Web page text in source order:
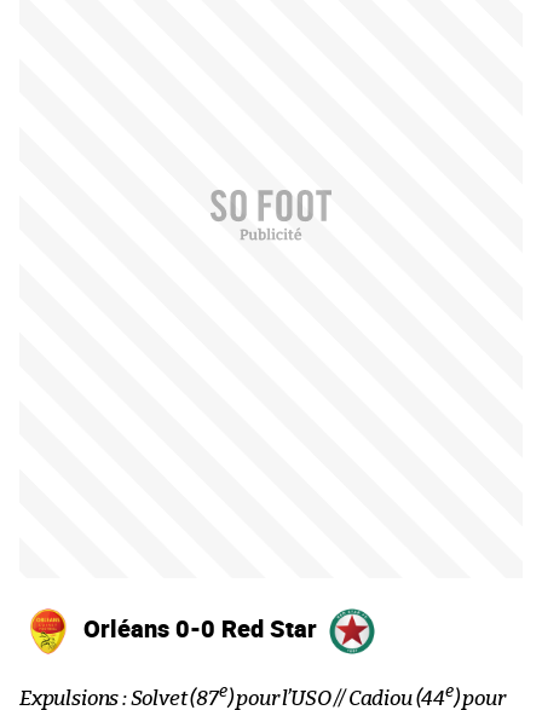
Orléans 0-0 Red Star
Expulsions : Solvet (87e) pour l’USO // Cadiou (44e) pour